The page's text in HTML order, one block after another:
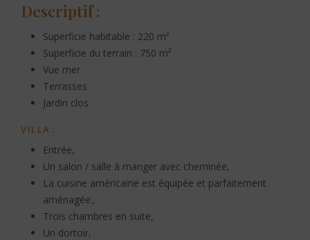
Descriptif :
Superficie habitable : 220 m²
Superficie du terrain : 750 m²
Vue mer
Terrasses
Jardin clos
VILLA :
Entrée,
Un salon / salle à manger avec cheminée,
La cuisine américaine est équipée et parfaitement
aménagée.,
Trois chambres en suite,
Un dortoir,